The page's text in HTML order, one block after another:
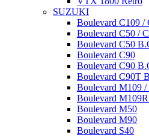
SUZUKI
Boulevard C109 /
Boulevard C50 /
Boulevard C50
Boulevard C90
Boulevard C90
Boulevard C90T
Boulevard M109 /
Boulevard
Boulevard M50
Boulevard M90
Boulevard S40